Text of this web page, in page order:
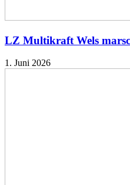
LZ Multikraft Wels
1. Juni 2026